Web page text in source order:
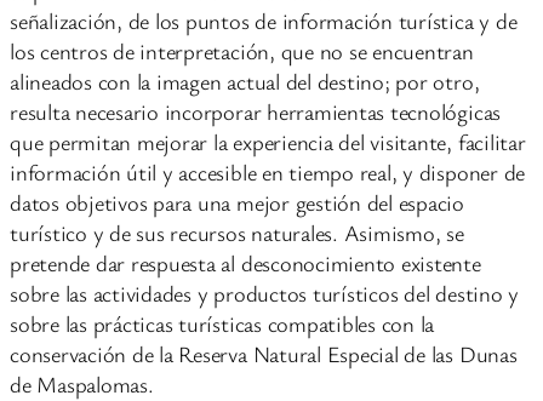
señalización, de los puntos de información turística y de
los centros de interpretación, que no se encuentran
alineados con la imagen actual del destino; por otro,
resulta necesario incorporar herramientas tecnológicas
que permitan mejorar la experiencia del visitante, facilitar
información útil y accesible en tiempo real, y disponer de
datos objetivos para una mejor gestión del espacio
turístico y de sus recursos naturales. Asimismo, se
pretende dar respuesta al desconocimiento existente
sobre las actividades y productos turísticos del destino y
sobre las prácticas turísticas compatibles con la
conservación de la Reserva Natural Especial de las Dunas
de Maspalomas.